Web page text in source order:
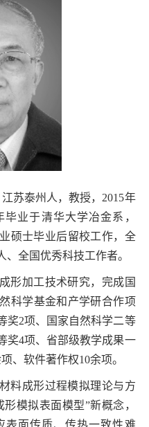
苏泰州人，教授， 2015年
毕业于清华大学冶金系，
硕士毕业后留校工作，全
、全国优秀科技工作者。
形加工技术研究，完成国
科学基金和产学研合作项
奖2项、国家自然科学二等
奖4项、省部级教学成果一
、软件著作权10余项。
料成形过程模拟理论与方
模拟表面模型”新概念，
表面传质、传热一致性难